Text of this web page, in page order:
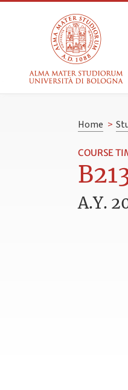
Home >
COURSE
A.Y.